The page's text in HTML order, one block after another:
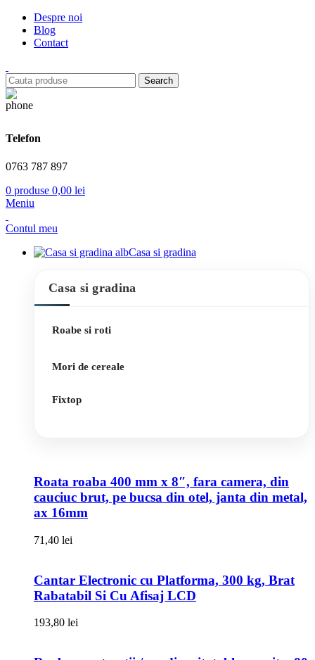
Despre noi
Blog
Contact
Search
Telefon
0763 787 897
0 produse 0,00 lei
Meniu
Contul meu
Casa si gradina
Casa si gradina
Roabe si roti
Mori de cereale
Fixtop
Roata roaba 400 mm x 8″, fara camera, din
cauciuc brut, pe bucsa din otel, janta din metal,
ax 16mm
71,40 lei
Cantar Electronic cu Platforma, 300 kg, Brat
Rabatabil Si Cu Afisaj LCD
193,80 lei